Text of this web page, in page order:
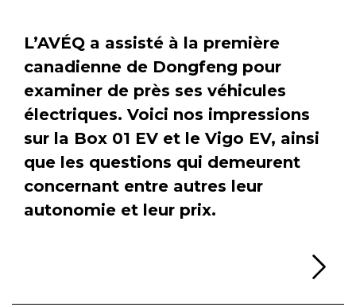
L’AVÉQ a assisté à la première
canadienne de Dongfeng pour
examiner de près ses véhicules
électriques. Voici nos impressions
sur la Box 01 EV et le Vigo EV, ainsi
que les questions qui demeurent
concernant entre autres leur
autonomie et leur prix.